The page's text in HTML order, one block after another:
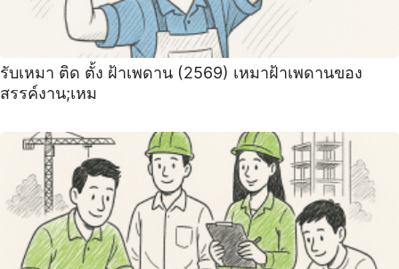
รับเหมา ติด ตั้ง ฝ้าเพดาน (2569) เหมาฝ้าเพดานของ
สรรค์งาน;เหม